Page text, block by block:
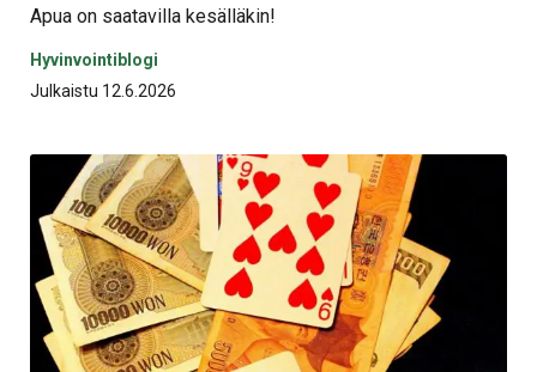
Apua on saatavilla kesälläkin!
Hyvinvointiblogi
Julkaistu 12.6.2026